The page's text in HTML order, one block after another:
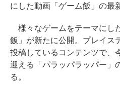
にした動画「ゲーム飯」の最
様々なゲームをテーマにし
飯」が新たに公開。プレイス
投稿しているコンテンツで、
迎える「パラッパラッパー」
る。